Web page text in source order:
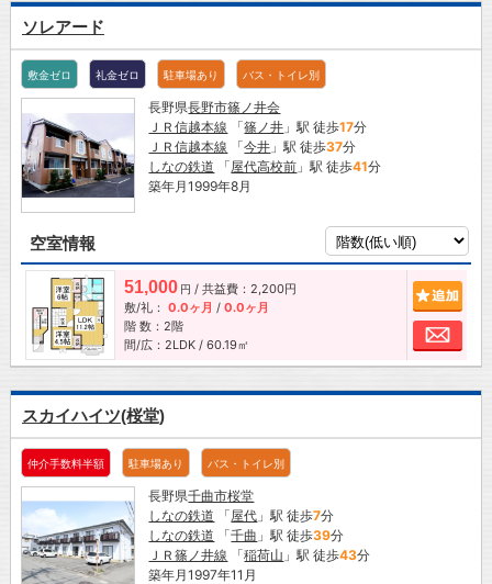
ソレアード
敷金ゼロ 礼金ゼロ 駐車場あり バス・トイレ別
長野県長野市篠ノ井会
ＪＲ信越本線 「篠ノ井 」駅 徒歩17分
ＪＲ信越本線 「今井 」駅 徒歩37分
しなの鉄道 「屋代高校前 」駅 徒歩41分
築年月1999年8月
空室情報
51,000 円 / 共益費：2,200円
敷/礼： 0.0ヶ月 / 0.0ヶ月
階 数：2階
間/広：2LDK / 60.19㎡
お
スカイハイツ(桜堂)
仲介手数料半額 駐車場あり バス・トイレ別
長野県千曲市桜堂
しなの鉄道 「屋代 」駅 徒歩7分
しなの鉄道 「千曲 」駅 徒歩39分
ＪＲ篠ノ井線 「稲荷山 」駅 徒歩43分
築年月1997年11月